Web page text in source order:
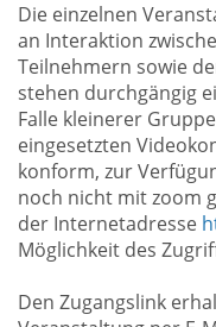
Die einzelnen
an Interaktion
Teilnehmern sowie
stehen durchgängig
Falle kleinerer
eingesetzten
konform, zur
noch nicht mit zoom
der Internetadresse
Möglichkeit des
Den Zugangslink